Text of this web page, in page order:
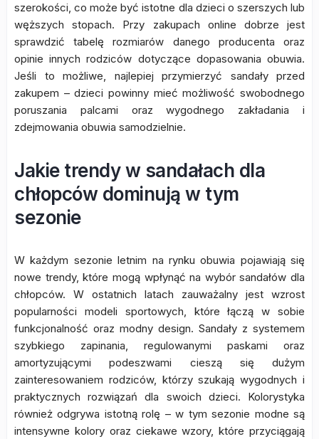
szerokości, co może być istotne dla dzieci o szerszych lub
węższych stopach. Przy zakupach online dobrze jest
sprawdzić tabelę rozmiarów danego producenta oraz
opinie innych rodziców dotyczące dopasowania obuwia.
Jeśli to możliwe, najlepiej przymierzyć sandały przed
zakupem – dzieci powinny mieć możliwość swobodnego
poruszania palcami oraz wygodnego zakładania i
zdejmowania obuwia samodzielnie.
Jakie trendy w sandałach dla
chłopców dominują w tym
sezonie
W każdym sezonie letnim na rynku obuwia pojawiają się
nowe trendy, które mogą wpłynąć na wybór sandałów dla
chłopców. W ostatnich latach zauważalny jest wzrost
popularności modeli sportowych, które łączą w sobie
funkcjonalność oraz modny design. Sandały z systemem
szybkiego zapinania, regulowanymi paskami oraz
amortyzującymi podeszwami cieszą się dużym
zainteresowaniem rodziców, którzy szukają wygodnych i
praktycznych rozwiązań dla swoich dzieci. Kolorystyka
również odgrywa istotną rolę – w tym sezonie modne są
intensywne kolory oraz ciekawe wzory, które przyciągają